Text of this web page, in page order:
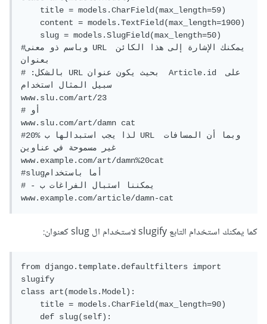
    title = models.CharField(max_length=59)
    content = models.TextField(max_length=1900)
    slug = models.SlugField(max_length=50)
#وباسم ذو معنى URL يمكنك الإشارة إلى هذا الكائن
بعنوان
# :بالشكل URL بحيث يكون عنوان  Article.id على
سبيل المثال استخدام
www.slu.com/art/23
# أو
www.slu.com/art/damn cat
#20% لذا يجب استبدالها ب URL وبما أن المسافات
غير مسموحة في عناوين
www.example.com/art/damn%20cat
#slugأما باستخدام
# - يمكننا استبال الفراغات ب
كما يمكنك استخدام التابع slugify لاستخدام ال slug كعنوان:
from django.template.defaultfilters import
slugify
class art(models.Model):
    title = models.CharField(max_length=90)
    def slug(self):